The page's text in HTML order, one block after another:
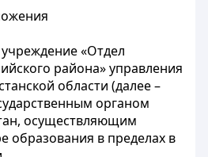
«Отдел
района» управления
области (далее –
органом
осуществляющим
образования в пределах в